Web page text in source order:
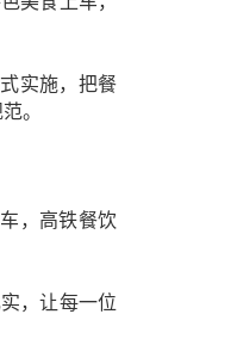
实施，把餐
。
，高铁餐饮
，让每一位